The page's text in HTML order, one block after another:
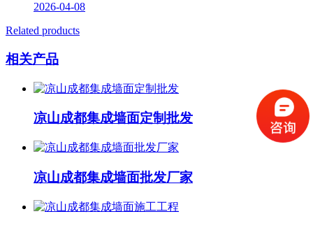
2026-04-08
Related products
相关产品
凉山成都集成墙面定制批发
凉山成都集成墙面批发厂家